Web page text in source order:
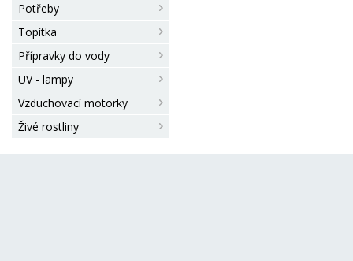
Potřeby
Topítka
Přípravky do vody
UV - lampy
Vzduchovací motorky
Živé rostliny